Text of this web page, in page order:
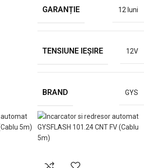
GARANȚIE 12 luni
TENSIUNE IEȘIRE 12V
BRAND GYS